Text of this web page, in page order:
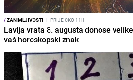
/ZANIMLJIVOSTI I PRIJE OKO 11H
Lavlja vrata 8. augusta donose
vaš horoskopski znak